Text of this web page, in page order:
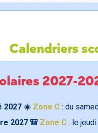
Calendriers
2027-
2027 ☀️ Zone C: du
2027 🎒 Zone C: le jeudi